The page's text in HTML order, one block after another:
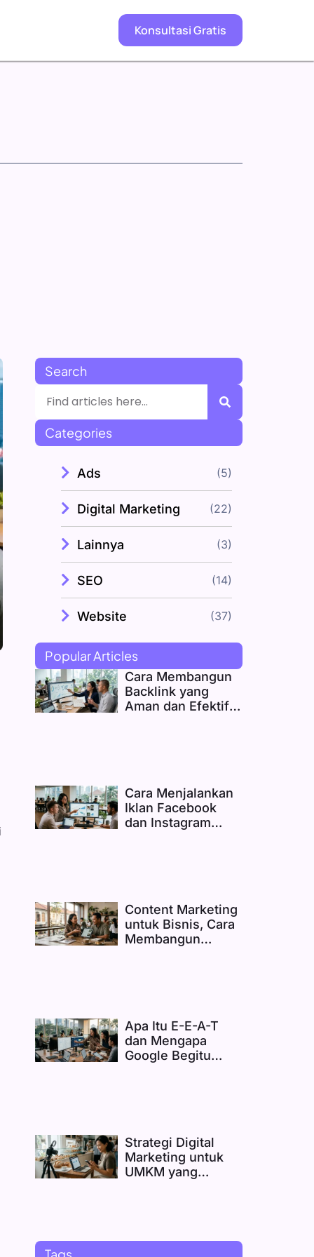
Konsultasi Gratis
Search
Categories
Ads (5)
Digital Marketing (22)
Lainnya (3)
SEO (14)
Website (37)
Popular Articles
Cara Membangun
Backlink yang
Aman dan Efektif
Cara Menjalankan
Iklan Facebook
dan Instagram
Content Marketing
untuk Bisnis, Cara
Membangun
Apa Itu E-E-A-T
dan Mengapa
Google Begitu
Strategi Digital
Marketing untuk
UMKM yang
Tags